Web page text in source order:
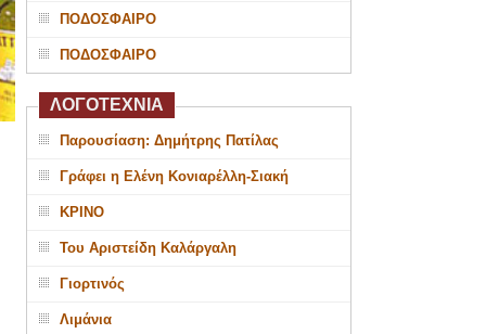
ΠΟΔΟΣΦΑΙΡΟ
ΠΟΔΟΣΦΑΙΡΟ
ΛΟΓΟΤΕΧΝΙΑ
Παρουσίαση: Δημήτρης Πατίλας
Γράφει η Ελένη Κονιαρέλλη-Σιακή
ΚΡΙΝΟ
Του Αριστείδη Καλάργαλη
Γιορτινός
Λιμάνια